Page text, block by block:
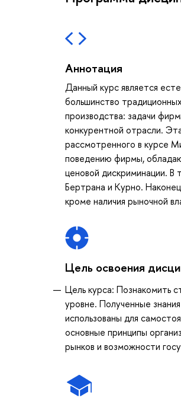
Аннотация
Данный курс является
большинство
производства: задачи
конкурентной отрасли.
рассмотренного в курсе
поведению фирмы,
ценовой дискриминации. В
Бертрана и Курно.
кроме наличия рыночной
Цель освоения
Цель курса: Познакомить
уровне. Полученные
использованы для
основные принципы
рынков и возможности